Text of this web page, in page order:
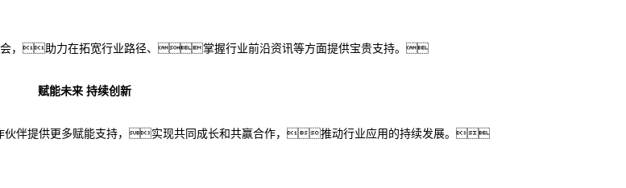
会，助力在拓宽行业路径、掌握行业前沿资讯等方面提供宝贵支持。
赋能未来 持续创新
伴提供更多赋能支持，实现共同成长和共赢合作，推动行业应用的持续发展。